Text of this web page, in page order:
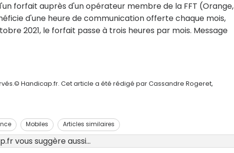
forfait auprès d'un opérateur membre de la FFT (Orange,
d'une heure de communication offerte chaque mois,
2021, le forfait passe à trois heures par mois. Message
Handicap.fr. Cet article a été rédigé par Cassandre Rogeret,
Mobiles Articles similaires
vous suggère aussi...